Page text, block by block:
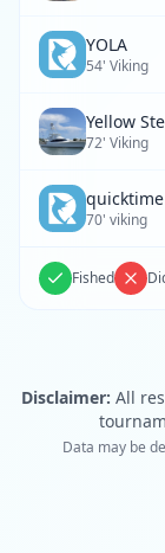
YOLA
54' Viking
Yellow
72' Viking
quicktime
70' viking
Fished
Disclaimer: All
Data may be